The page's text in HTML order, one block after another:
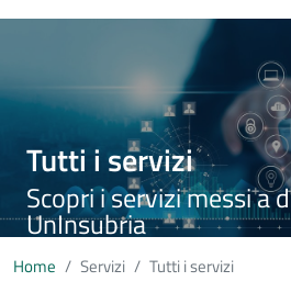
Tutti i servizi
Scopri i servizi messi a
UnInsubria
Home Servizi Tutti i servizi